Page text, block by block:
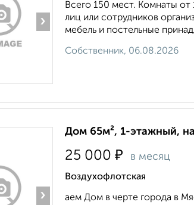
›
Всего 150 мест. Комнаты
лиц или сотрудников
мебель и постельные
Собственник, 06.08.2026
›
Дом 65м², 1-этажный,
25 000 ₽ в месяц
Воздухофлотская
аем Дом в черте города в